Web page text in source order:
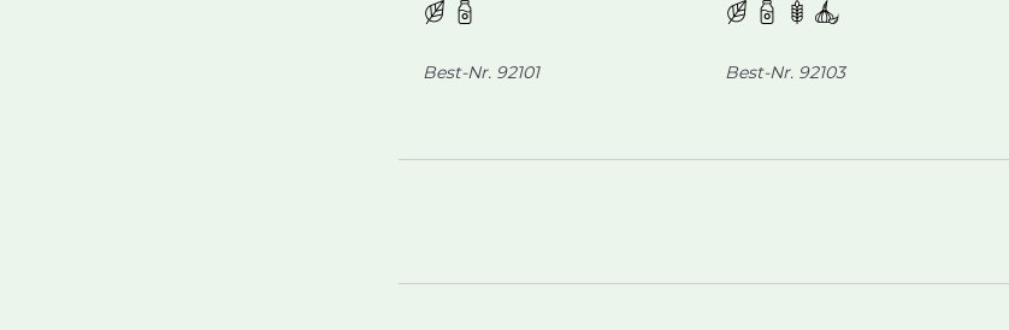
Best-Nr. 92101 Best-Nr. 92103